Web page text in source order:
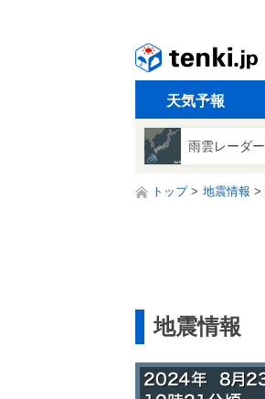
天気予報
雨雲レーダー
トップ 地震情報
地震情報